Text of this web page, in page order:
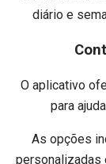
diário e
O aplicativo
para
As opções
personalizadas